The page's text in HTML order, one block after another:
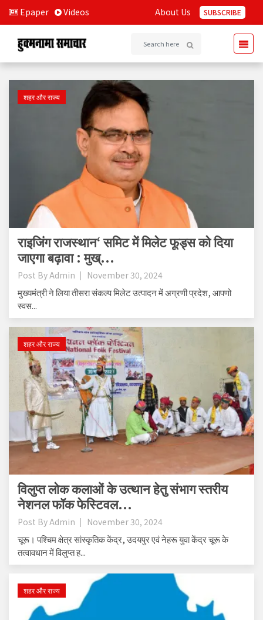
Epaper Videos About Us SUBSCRIBE
शहर और राज्य
राइजिंग राजस्थान‘ समिट में मिलेट फूड्स को दिया
जाएगा बढ़ावा : मुख्...
Post ByAdmin November 30, 2024
मुख्यमंत्री ने लिया तीसरा संकल्प मिलेट उत्पादन में अग्रणी प्रदेश, आपणो
स्वस...
शहर और राज्य
विलुप्त लोक कलाओं के उत्थान हेतु संभाग स्तरीय
नेशनल फॉक फेस्टिवल...
Post ByAdmin November 30, 2024
चूरू। पश्चिम क्षेत्र सांस्कृतिक केंद्र, उदयपुर एवं नेहरू युवा केंद्र चूरू के
तत्वावधान में विलुप्त ह...
शहर और राज्य